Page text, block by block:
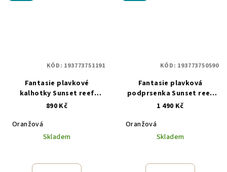
Fantasie plavkové
kalhotky Sunset reef
FS507072HET oranžová
890 Kč
Oranžová
Skladem
KÓD: 193773751191
Fantasie plavková
podprsenka Sunset reef
FS507001HET oranžová
1 490 Kč
Oranžová
Skladem
KÓD: 193773750590